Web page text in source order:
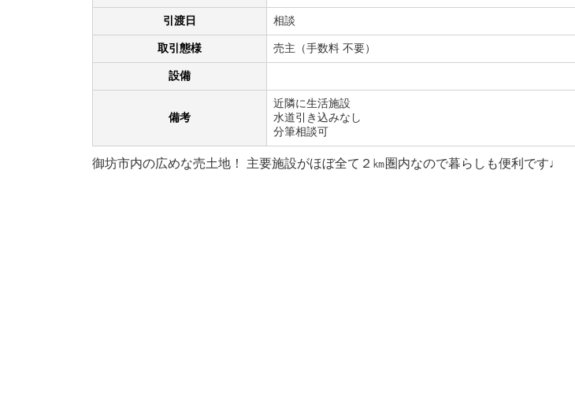
引渡日 相談
取引態様 売主（手数料 不要）
設備
備考
近隣に生活施設
水道引き込みなし
分筆相談可
御坊市内の広めな売土地！ 主要施設がほぼ全て２㎞圏内なので暮らしも便利です♩